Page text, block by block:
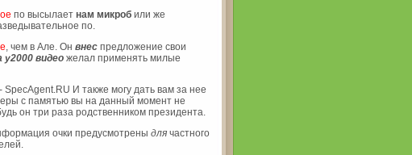
по высылает нам микроб или же
по.
, чем в Але. Он внес предложение свои
y2000 видео желал применять милые
И также могу дать вам за нее
с памятью вы на данный момент не
он три раза родственником президента.
очки предусмотрены для частного